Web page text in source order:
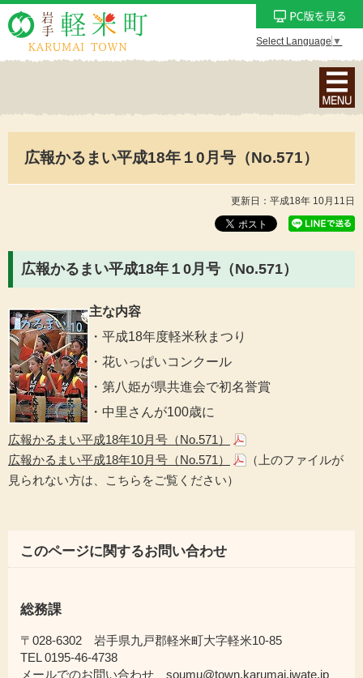
Select Language ▼
ナ
ビ
ン
メ
広報かるまい平成18年１0月号（No.571）
更新日：平成18年 10月11日
広報かるまい平成18年１0月号（No.571）
主な内容
・平成18年度軽米秋まつり
・花いっぱいコンクール
・第八姫が県共進会で初名誉賞
・中里さんが100歳に
広報かるまい平成18年10月号（No.571）
広報かるまい平成18年10月号（No.571）
（上のファイルが
見られない方は、こちらをご覧ください）
このページに関するお問い合わせ
総務課
〒028-6302 岩手県九戸郡軽米町大字軽米10-85
TEL 0195-46-4738
メールでのお問い合わせ soumu@town.karumai.iwate.jp